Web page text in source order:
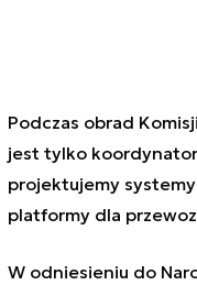
Podczas obrad
jest tylko
projektujemy
platformy dla
W odniesieniu do